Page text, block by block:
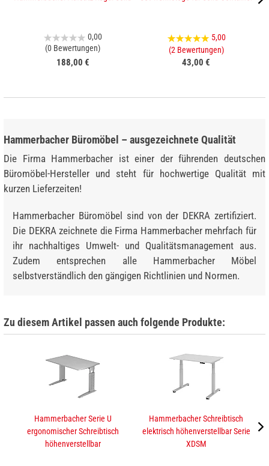
0,00
(0 Bewertungen)
188,00 €
5,00
(2 Bewertungen)
43,00 €
Hammerbacher Büromöbel – ausgezeichnete Qualität
Die Firma Hammerbacher ist einer der führenden deutschen
Büromöbel-Hersteller und steht für hochwertige Qualität mit
kurzen Lieferzeiten!
Hammerbacher Büromöbel sind von der DEKRA zertifiziert.
Die DEKRA zeichnete die Firma Hammerbacher mehrfach für
ihr nachhaltiges Umwelt- und Qualitätsmanagement aus.
Zudem entsprechen alle Hammerbacher Möbel
selbstverständlich den gängigen Richtlinien und Normen.
Zu diesem Artikel passen auch folgende Produkte:
Hammerbacher Serie U
ergonomischer Schreibtisch
höhenverstellbar
Hammerbacher Schreibtisch
elektrisch höhenverstellbar Serie
XDSM